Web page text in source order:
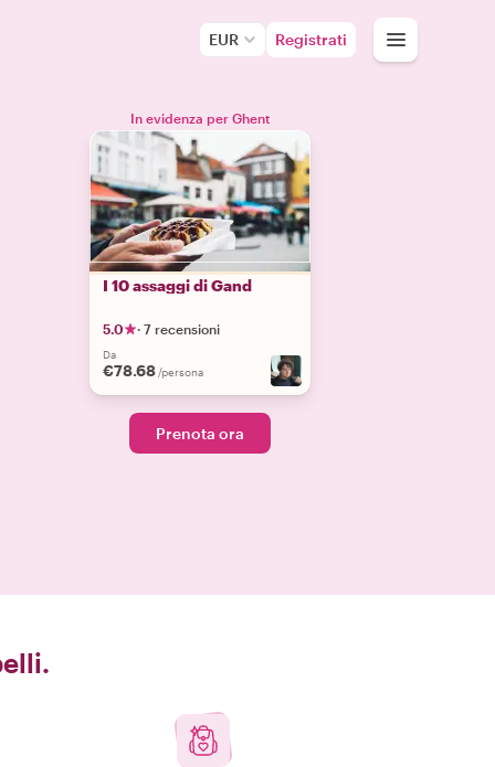
EUR Registrati
In evidenza per Ghent
I 10 assaggi di Gand
5.0 · 7 recensioni
Da
€78.68 /persona
Prenota ora